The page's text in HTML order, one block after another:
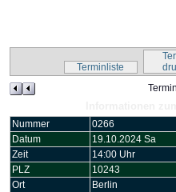
Terminliste
Nummer
0266
Datum
19.10.2024 Sa
Zeit
14:00 Uhr
PLZ
10243
Ort
Berlin